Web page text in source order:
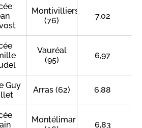
Montivilliers
(76)
7,02
Vauréal
(95)
6,97
Guy
Arras (62) 6,88
Montélimar
6,83